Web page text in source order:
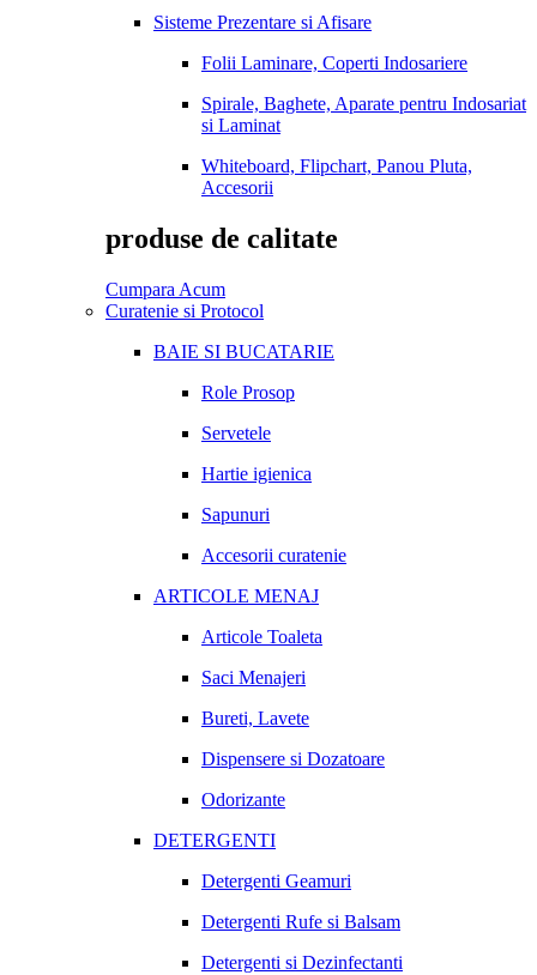
Sisteme Prezentare si Afisare
Folii Laminare, Coperti Indosariere
Spirale, Baghete, Aparate pentru Indosariat
si Laminat
Whiteboard, Flipchart, Panou Pluta,
Accesorii
produse de calitate
Cumpara Acum
Curatenie si Protocol
BAIE SI BUCATARIE
Role Prosop
Servetele
Hartie igienica
Sapunuri
Accesorii curatenie
ARTICOLE MENAJ
Articole Toaleta
Saci Menajeri
Bureti, Lavete
Dispensere si Dozatoare
Odorizante
DETERGENTI
Detergenti Geamuri
Detergenti Rufe si Balsam
Detergenti si Dezinfectanti